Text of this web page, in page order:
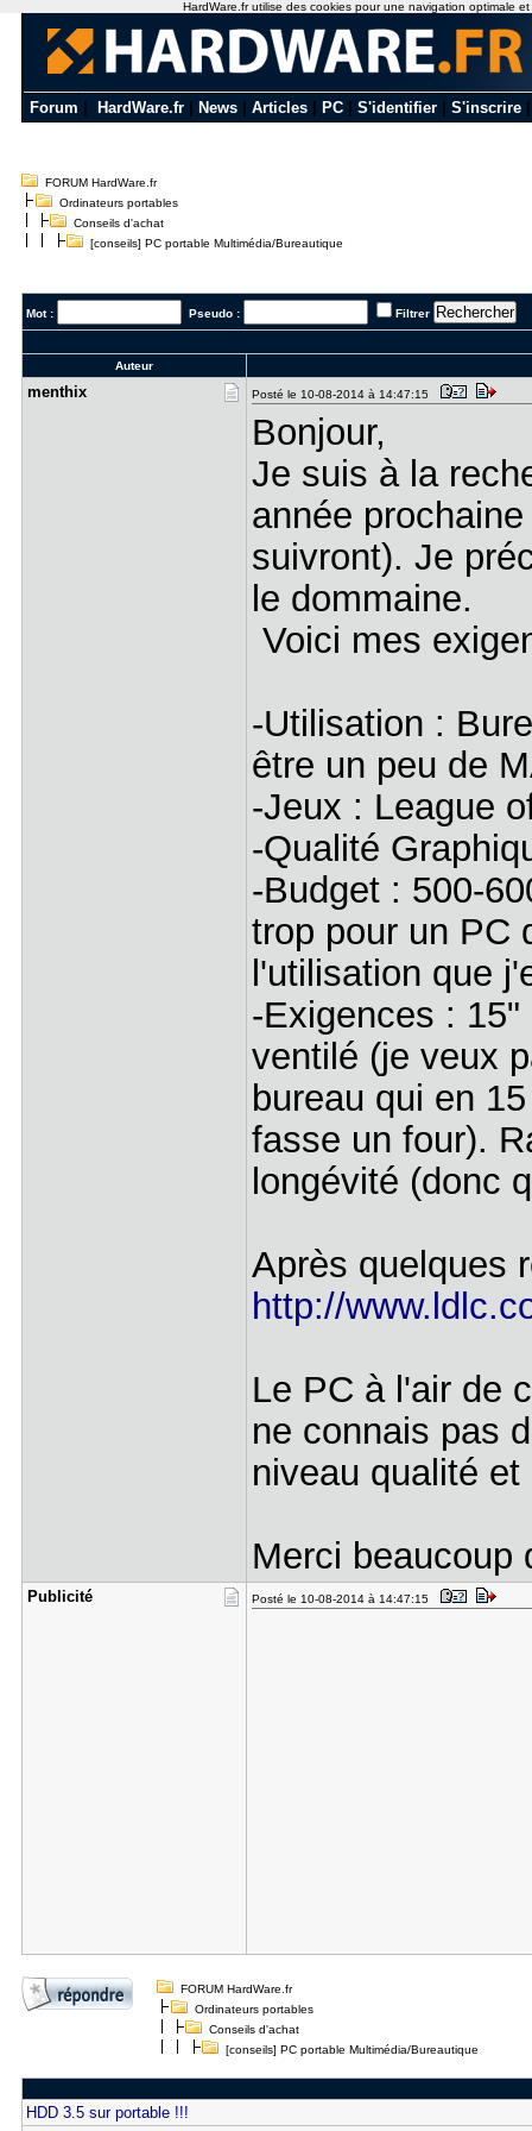
Forum HardWare.fr News Articles PC S'identifier S'inscrire
FORUM HardWare.fr
Ordinateurs portables
Conseils d'achat
[conseils] PC portable Multimédia/Bureautique
Mot : Pseudo : Filtrer
Auteur
menthix Posté le 10-08-2014 à 14:47:15
Bonjour,
Je suis à la
année
suivront). Je
le dommaine.
Voici mes
-Utilisation :
être un peu de
-Jeux : League
-Qualité
-Budget : 500-
trop pour un PC
l'utilisation que
-Exigences :
ventilé (je veux
bureau qui en
fasse un four).
longévité (donc
Après quelques
http://
Le PC à l'air de
ne connais pas
niveau qualité
Merci beaucoup
Publicité Posté le 10-08-2014 à 14:47:15
FORUM HardWare.fr
Ordinateurs portables
Conseils d'achat
[conseils] PC portable Multimédia/Bureautique
HDD 3.5 sur portable !!!
HardWare.fr utilise des cookies pour une navigation optimale